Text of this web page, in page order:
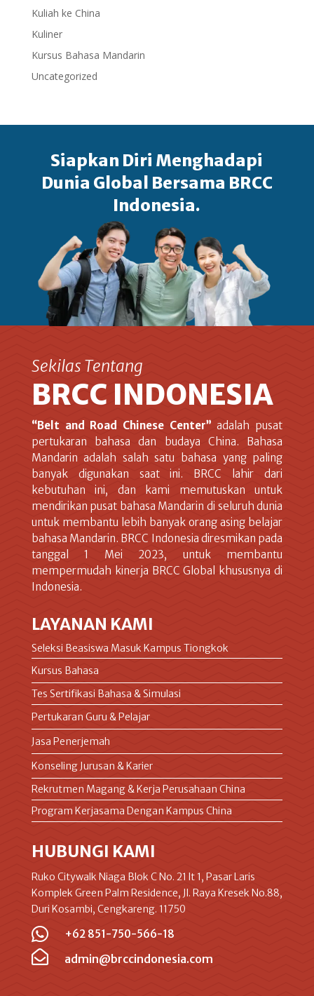
Kuliah ke China
Kuliner
Kursus Bahasa Mandarin
Uncategorized
Siapkan Diri Menghadapi
Dunia Global Bersama BRCC
Indonesia.
Sekilas Tentang
BRCC INDONESIA
“Belt and Road Chinese Center” adalah pusat
pertukaran bahasa dan budaya China. Bahasa
Mandarin adalah salah satu bahasa yang paling
banyak digunakan saat ini. BRCC lahir dari
kebutuhan ini, dan kami memutuskan untuk
mendirikan pusat bahasa Mandarin di seluruh dunia
untuk membantu lebih banyak orang asing belajar
bahasa Mandarin. BRCC Indonesia diresmikan pada
tanggal 1 Mei 2023, untuk membantu
mempermudah kinerja BRCC Global khususnya di
Indonesia.
LAYANAN KAMI
Seleksi Beasiswa Masuk Kampus Tiongkok
Kursus Bahasa
Tes Sertifikasi Bahasa & Simulasi
Pertukaran Guru & Pelajar
Jasa Penerjemah
Konseling Jurusan & Karier
Rekrutmen Magang & Kerja Perusahaan China
Program Kerjasama Dengan Kampus China
HUBUNGI KAMI
Ruko Citywalk Niaga Blok C No. 21 lt 1, Pasar Laris
Komplek Green Palm Residence, Jl. Raya Kresek No.88,
Duri Kosambi, Cengkareng. 11750
 +62 851-750-566-18
 admin@brccindonesia.com